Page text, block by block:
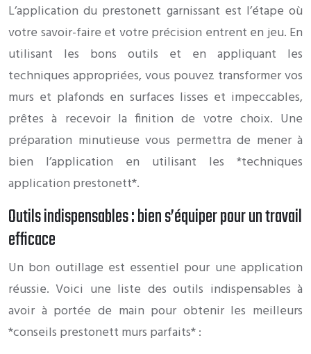
L’application du prestonett garnissant est l’étape où
votre savoir-faire et votre précision entrent en jeu. En
utilisant les bons outils et en appliquant les
techniques appropriées, vous pouvez transformer vos
murs et plafonds en surfaces lisses et impeccables,
prêtes à recevoir la finition de votre choix. Une
préparation minutieuse vous permettra de mener à
bien l’application en utilisant les *techniques
application prestonett*.
Outils indispensables : bien s’équiper pour un travail
efficace
Un bon outillage est essentiel pour une application
réussie. Voici une liste des outils indispensables à
avoir à portée de main pour obtenir les meilleurs
*conseils prestonett murs parfaits* :